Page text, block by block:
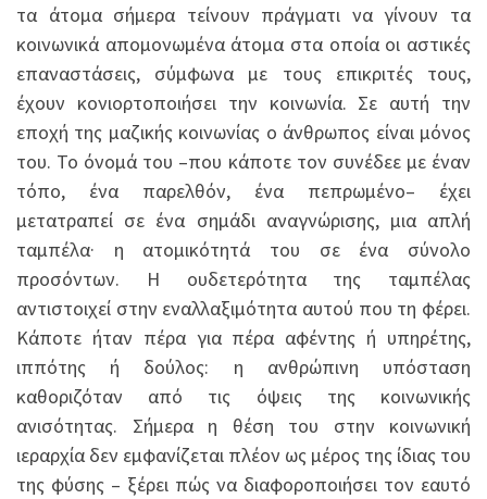
τα άτομα σήμερα τείνουν πράγματι να γίνουν τα
κοινωνικά απομονωμένα άτομα στα οποία οι αστικές
επαναστάσεις, σύμφωνα με τους επικριτές τους,
έχουν κονιορτοποιήσει την κοινωνία. Σε αυτή την
εποχή της μαζικής κοινωνίας ο άνθρωπος είναι μόνος
του. Το όνομά του –που κάποτε τον συνέδεε με έναν
τόπο, ένα παρελθόν, ένα πεπρωμένο– έχει
μετατραπεί σε ένα σημάδι αναγνώρισης, μια απλή
ταμπέλα· η ατομικότητά του σε ένα σύνολο
προσόντων. Η ουδετερότητα της ταμπέλας
αντιστοιχεί στην εναλλαξιμότητα αυτού που τη φέρει.
Κάποτε ήταν πέρα για πέρα αφέντης ή υπηρέτης,
ιππότης ή δούλος: η ανθρώπινη υπόσταση
καθοριζόταν από τις όψεις της κοινωνικής
ανισότητας. Σήμερα η θέση του στην κοινωνική
ιεραρχία δεν εμφανίζεται πλέον ως μέρος της ίδιας του
της φύσης – ξέρει πώς να διαφοροποιήσει τον εαυτό